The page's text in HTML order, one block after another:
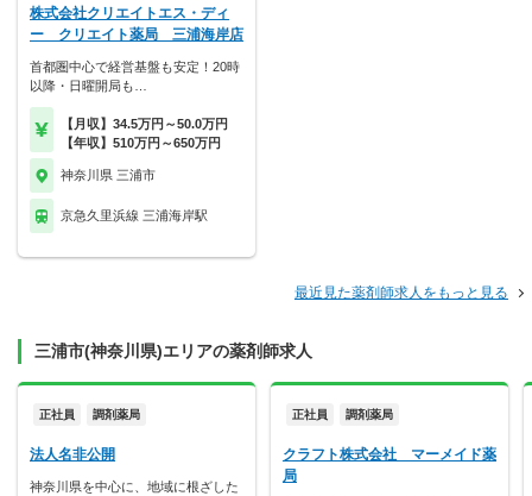
株式会社クリエイトエス・ディ
ー クリエイト薬局 三浦海岸店
首都圏中心で経営基盤も安定！20時
以降・日曜開局も…
【月収】34.5万円～50.0万円
【年収】510万円～650万円
神奈川県 三浦市
京急久里浜線 三浦海岸駅
最近見た薬剤師求人をもっと見る
三浦市(神奈川県)エリアの薬剤師求人
正社員 調剤薬局
法人名非公開
神奈川県を中心に、地域に根ざした
正社員 調剤薬局
クラフト株式会社 マーメイド薬
局